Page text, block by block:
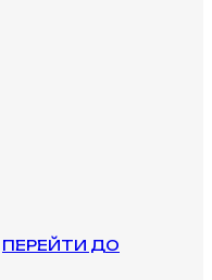
ПЕРЕЙТИ ДО